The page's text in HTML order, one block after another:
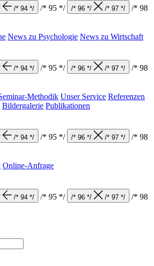
/* 94 */ /* 95 */ /* 96 */ /* 97 */
/* 98
News zu Psychologie News zu Wirtschaft
/* 94 */ /* 95 */ /* 96 */ /* 97 */
/* 98
Methodik Unser Service Referenzen
Bildergalerie Publikationen
/* 94 */ /* 95 */ /* 96 */ /* 97 */
/* 98
Online-Anfrage
/* 94 */ /* 95 */ /* 96 */ /* 97 */
/* 98